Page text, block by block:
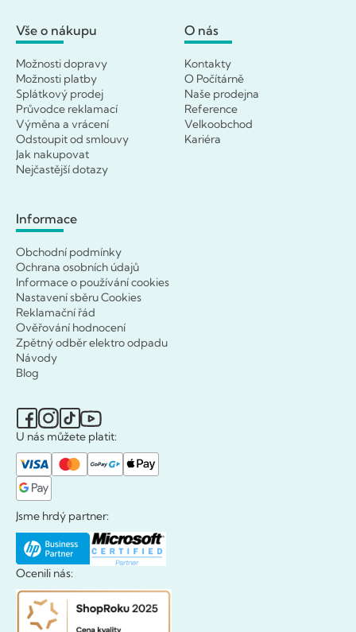
Vše o nákupu
Možnosti dopravy
Možnosti platby
Splátkový prodej
Průvodce reklamací
Výměna a vrácení
Odstoupit od smlouvy
Jak nakupovat
Nejčastější dotazy
O nás
Kontakty
O Počítárně
Naše prodejna
Reference
Velkoobchod
Kariéra
Informace
Obchodní podmínky
Ochrana osobních údajů
Informace o používání cookies
Nastavení sběru Cookies
Reklamační řád
Ověřování hodnocení
Zpětný odběr elektro odpadu
Návody
Blog
U nás můžete platit:
Jsme hrdý partner:
Ocenili nás: